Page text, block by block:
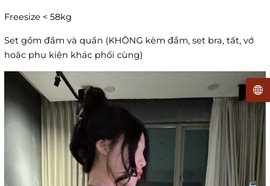
Freesize < 58kg
Set gồm đầm và quần (KHÔNG kèm đầm, set bra, tất, vớ
hoặc phụ kiện khác phối cùng)